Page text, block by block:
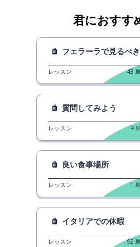
君におすす
フェラーラで見るべきものは
レッスン 43
質問してみよう
レッスン 9
良い食事場所
レッスン 1
イタリアでの休暇
レッスン 92